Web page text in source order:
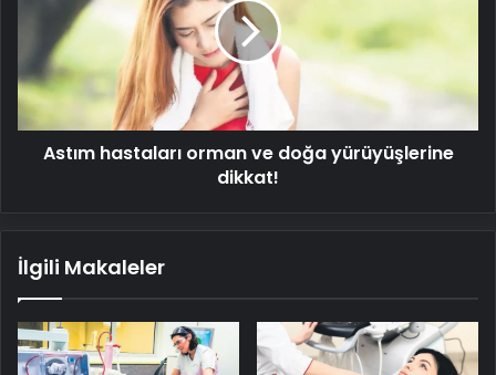
yürüyüşlerine
dikkat!
Astım hastaları orman ve doğa yürüyüşlerine
dikkat!
İlgili Makaleler